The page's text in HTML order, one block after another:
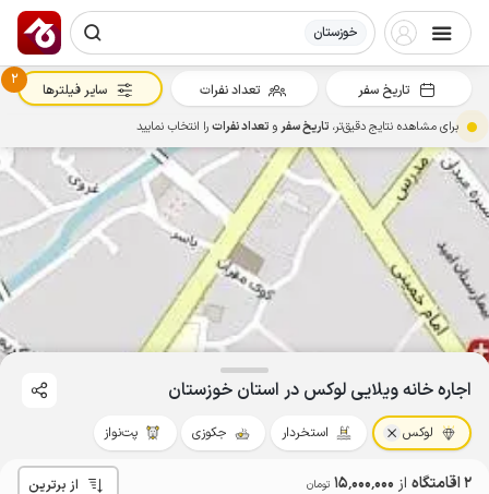
خوزستان
اجاره خانه ویلایی لوکس در استان خوزستان
لوکس استخردار جکوزی پت‌نواز
2 اقامتگاه از 15٬000٬000 تومان از برترین
تاریخ سفر تعداد نفرات
2
سایر فیلترها
برای مشاهده نتایج دقیق‌تر، تاریخ سفرو تعداد نفراترا انتخاب نمایید